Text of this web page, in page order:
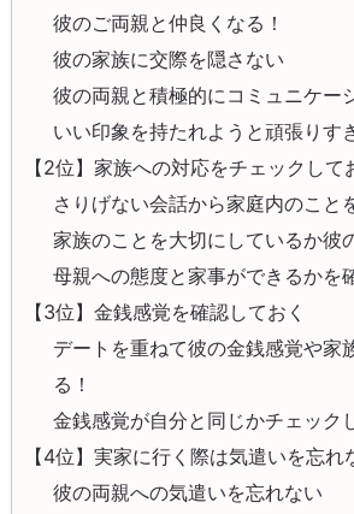
彼のご両親と仲良くなる！
彼の家族に交際を隠さない
彼の両親と積極的にコミュニケー
いい印象を持たれようと頑張りす
【2位】家族への対応をチェックして
さりげない会話から家庭内のこと
家族のことを大切にしているか彼
母親への態度と家事ができるかを
【3位】金銭感覚を確認しておく
デートを重ねて彼の金銭感覚や家
る！
金銭感覚が自分と同じかチェック
【4位】実家に行く際は気遣いを忘れ
彼の両親への気遣いを忘れない